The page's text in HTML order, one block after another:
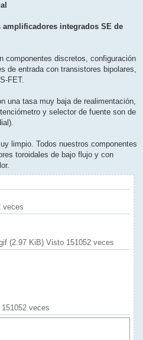
integrados SE de
componentes discretos, configuración
de entrada con transistores bipolares,
FET.
una tasa muy baja de realimentación,
y selector de fuente son de
limpio. Todos nuestros componentes
toroidales de bajo flujo y con
veces
(2.97 KiB) Visto 151052 veces
veces